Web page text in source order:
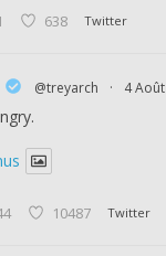
638 Twitter
@treyarch · 4 Août
10487 Twitter